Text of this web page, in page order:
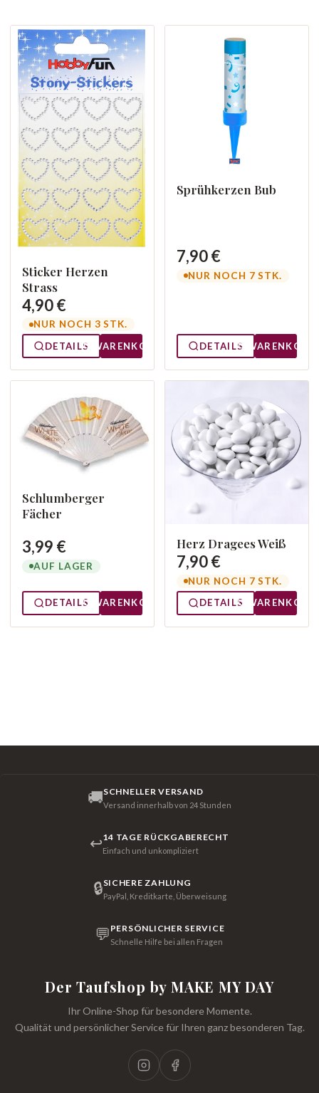
Sticker Herzen
Strass
4,90 €
NUR NOCH 3 STK.
DETAILS
WARENKORB
Sprühkerzen Bub
7,90 €
NUR NOCH 7 STK.
DETAILS WARENKORB
Schlumberger
Fächer
3,99 €
AUF LAGER
DETAILS WARENKORB
Herz Dragees Weiß
7,90 €
NUR NOCH 7 STK.
DETAILS
WARENKORB
🚚SCHNELLER VERSAND
Versand innerhalb von 24 Stunden
↩14 TAGE RÜCKGABERECHT
Einfach und unkompliziert
🔒SICHERE ZAHLUNG
PayPal, Kreditkarte, Überweisung
💬 PERSÖNLICHER SERVICE
Schnelle Hilfe bei allen Fragen
Der Taufshop by MAKE MY DAY
Ihr Online-Shop für besondere Momente.
Qualität und persönlicher Service für Ihren ganz besonderen Tag.